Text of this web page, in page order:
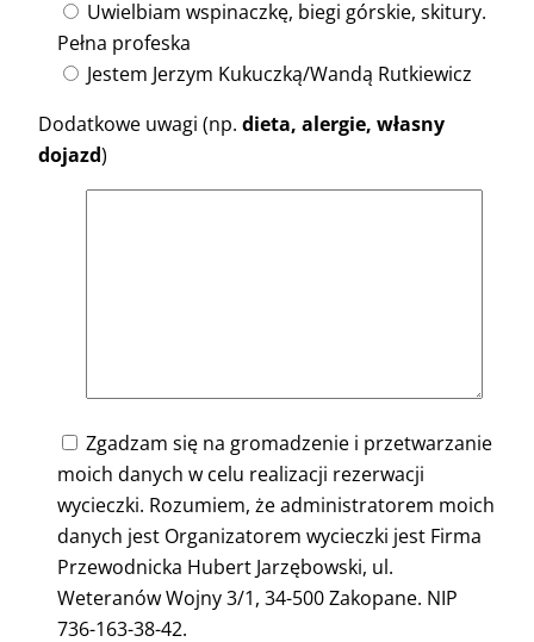
Uwielbiam wspinaczkę, biegi górskie, skitury.
Pełna profeska
Jestem Jerzym Kukuczką/Wandą Rutkiewicz
Dodatkowe uwagi (np. dieta, alergie, własny
dojazd)
Zgadzam się na gromadzenie i przetwarzanie
moich danych w celu realizacji rezerwacji
wycieczki. Rozumiem, że administratorem moich
danych jest Organizatorem wycieczki jest Firma
Przewodnicka Hubert Jarzębowski, ul.
Weteranów Wojny 3/1, 34-500 Zakopane. NIP
736-163-38-42.